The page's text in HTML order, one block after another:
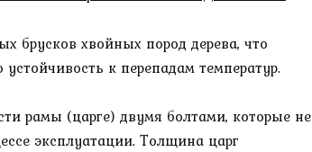
брусков хвойных пород дерева, что
к перепадам температур.
рамы (царге) двумя болтами, которые не
эксплуатации. Толщина царг